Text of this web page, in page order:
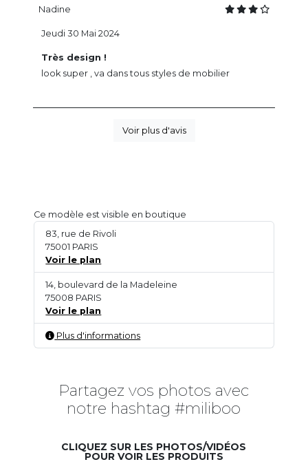
Nadine
Très design !
look super , va dans tous styles de mobilier
Jeudi 30 Mai 2024
Voir plus d'avis
Ce modèle est visible en boutique
83, rue de Rivoli
75001 PARIS
Voir le plan
14, boulevard de la Madeleine
75008 PARIS
Voir le plan
Plus d'informations
Partagez vos photos avec
notre hashtag #miliboo
CLIQUEZ SUR LES PHOTOS/VIDÉOS
POUR VOIR LES PRODUITS